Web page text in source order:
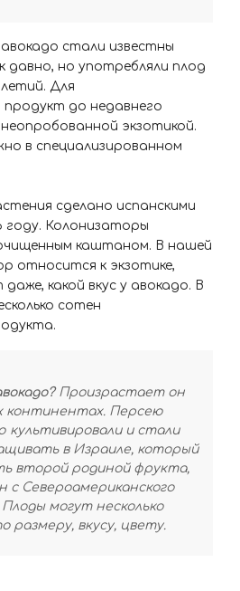
стали известны
давно, но употребляли плод
Для
продукт до недавнего
экзотикой.
в специализированном
сделано испанскими
году. Колонизаторы
каштаном. В нашей
относится к экзотике,
какой вкус у авокадо. В
сотен
Произрастает он
континентах. Персею
культивировали и стали
в Израиле, который
второй родиной фрукта,
с Североамериканского
могут несколько
размеру, вкусу, цвету.